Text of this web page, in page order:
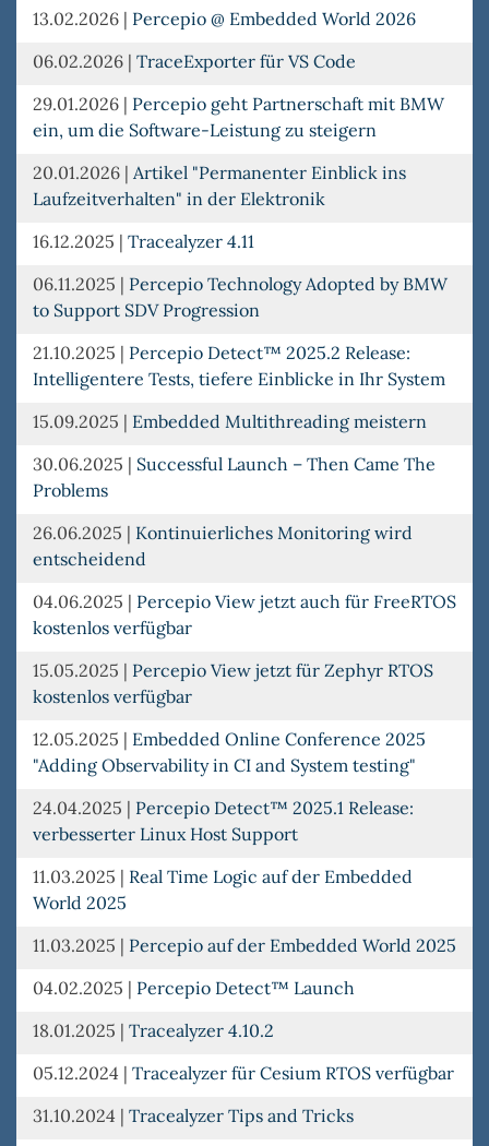
13.02.2026 | Percepio @ Embedded World 2026
06.02.2026 | TraceExporter für VS Code
29.01.2026 | Percepio geht Partnerschaft mit BMW
ein, um die Software-Leistung zu steigern
20.01.2026 | Artikel "Permanenter Einblick ins
Laufzeitverhalten" in der Elektronik
16.12.2025 | Tracealyzer 4.11
06.11.2025 | Percepio Technology Adopted by BMW
to Support SDV Progression
21.10.2025 | Percepio Detect™ 2025.2 Release:
Intelligentere Tests, tiefere Einblicke in Ihr System
15.09.2025 | Embedded Multithreading meistern
30.06.2025 | Successful Launch – Then Came The
Problems
26.06.2025 | Kontinuierliches Monitoring wird
entscheidend
04.06.2025 | Percepio View jetzt auch für FreeRTOS
kostenlos verfügbar
15.05.2025 | Percepio View jetzt für Zephyr RTOS
kostenlos verfügbar
12.05.2025 | Embedded Online Conference 2025
"Adding Observability in CI and System testing"
24.04.2025 | Percepio Detect™ 2025.1 Release:
verbesserter Linux Host Support
11.03.2025 | Real Time Logic auf der Embedded
World 2025
11.03.2025 | Percepio auf der Embedded World 2025
04.02.2025 | Percepio Detect™ Launch
18.01.2025 | Tracealyzer 4.10.2
05.12.2024 | Tracealyzer für Cesium RTOS verfügbar
31.10.2024 | Tracealyzer Tips and Tricks